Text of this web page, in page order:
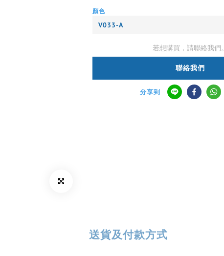
顏色
若想購買，請聯絡我們。
聯絡我們
分享到
送貨及付款方式